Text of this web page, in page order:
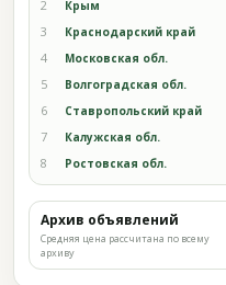
2 Крым
3 Краснодарский край
4 Московская обл.
5 Волгоградская обл.
6 Ставропольский край
7 Калужская обл.
8 Ростовская обл.
Архив объявлений
Средняя цена рассчитана по всему
архиву